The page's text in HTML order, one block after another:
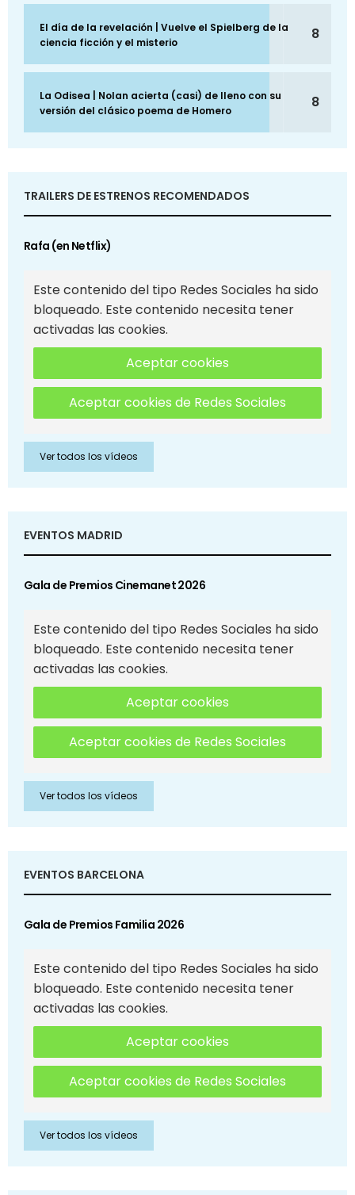
El día de la revelación | Vuelve el Spielberg de la
ciencia ficción y el misterio
8
La Odisea | Nolan acierta (casi) de lleno con su
versión del clásico poema de Homero
8
TRAILERS DE ESTRENOS RECOMENDADOS
Rafa (en Netflix)
Este contenido del tipo Redes Sociales ha sido
bloqueado. Este contenido necesita tener
activadas las cookies.
Aceptar cookies
Aceptar cookies de Redes Sociales
Ver todos los vídeos
EVENTOS MADRID
Gala de Premios Cinemanet 2026
Este contenido del tipo Redes Sociales ha sido
bloqueado. Este contenido necesita tener
activadas las cookies.
Aceptar cookies
Aceptar cookies de Redes Sociales
Ver todos los vídeos
EVENTOS BARCELONA
Gala de Premios Familia 2026
Este contenido del tipo Redes Sociales ha sido
bloqueado. Este contenido necesita tener
activadas las cookies.
Aceptar cookies
Aceptar cookies de Redes Sociales
Ver todos los vídeos